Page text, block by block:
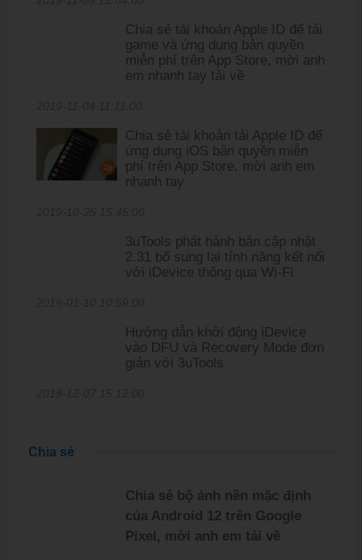
Chia sẻ tài khoản Apple ID để tải
game và ứng dụng bản quyền
miễn phí trên App Store, mời anh
em nhanh tay tải về
Chia sẻ tài khoản tải Apple ID để
ứng dụng iOS bản quyền miễn
phí trên App Store, mời anh em
nhanh tay
3uTools phát hành bản cập nhật
2.31 bổ sung lại tính năng kết nối
với iDevice thông qua Wi-Fi
Hướng dẫn khởi động iDevice
vào DFU và Recovery Mode đơn
giản với 3uTools
Chia sẻ
Chia sẻ bộ ảnh nền mặc định
của Android 12 trên Google
Pixel, mời anh em tải về